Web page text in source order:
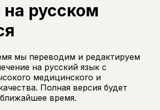
на русском
мы переводим и редактируем
на русский язык с
медицинского и
Полная версия будет
время.